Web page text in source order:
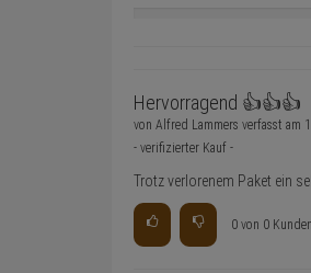
Hervorragend 👍👍👍
von Alfred Lammers verfasst am
- verifizierter Kauf -
Trotz verlorenem Paket ein
0 von 0